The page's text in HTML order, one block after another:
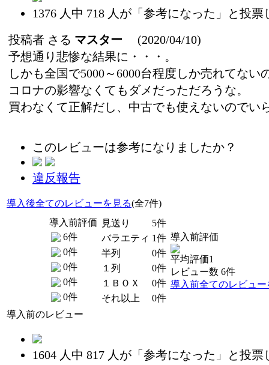
1376 人中 718 人が「参考になった」と投票
投稿者 さる マスター (2020/04/10)
予想通り悲惨な結果に・・・。
しかも全国で5000～6000台程度しか売れてない
コロナの影響なくてもダメだっただろうな。
買わなくて正解だし、中古でも使えないのでい
このレビューは参考になりましたか？
違反報告
導入後全てのレビューを見る(全7件)
導入前評価
6件
0件
0件
0件
0件
見送り
5件
バラエティ 1件
半列
0件
１列
0件
１ＢＯＸ
0件
それ以上
0件
導入前評価
平均評価1
レビュー数 6件
導入前全てのレビュー
導入前のレビュー
1604 人中 817 人が「参考になった」と投票